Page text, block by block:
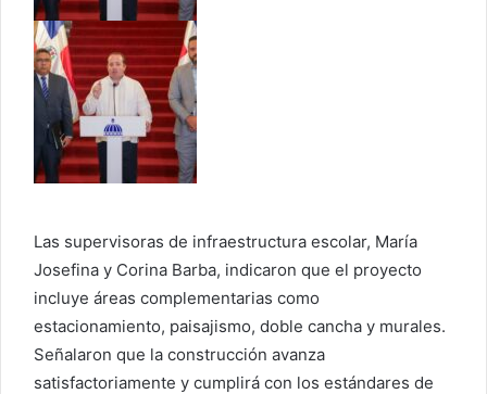
Las supervisoras de infraestructura escolar, María
Josefina y Corina Barba, indicaron que el proyecto
incluye áreas complementarias como
estacionamiento, paisajismo, doble cancha y murales.
Señalaron que la construcción avanza
satisfactoriamente y cumplirá con los estándares de